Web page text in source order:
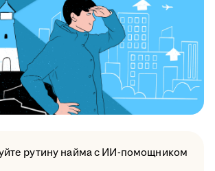
рутину найма с ИИ-помощником